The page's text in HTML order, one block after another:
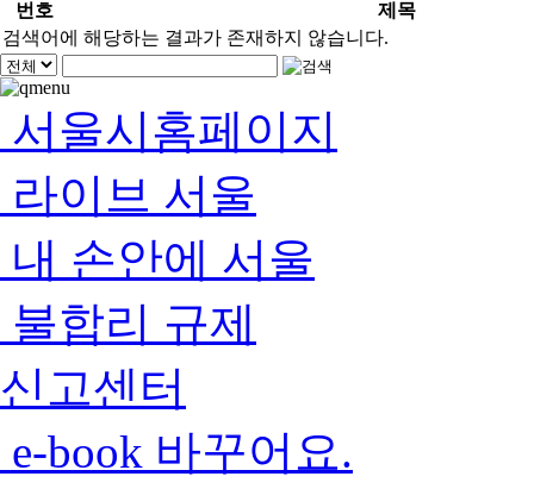
번호
제목
검색어에 해당하는 결과가 존재하지 않습니다.
서울시홈페이지
라이브 서울
내 손안에 서울
불합리 규제
신고센터
e-book 바꾸어요.